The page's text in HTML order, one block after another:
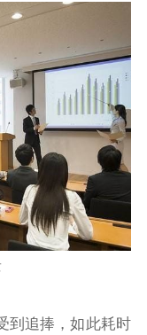
到追捧，如此耗时